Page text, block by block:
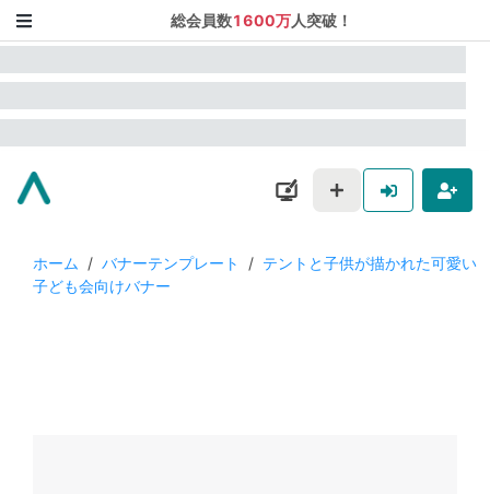
総会員数1600万人突破！
ホーム / バナーテンプレート / テントと子供が描かれた可愛い
子ども会向けバナー